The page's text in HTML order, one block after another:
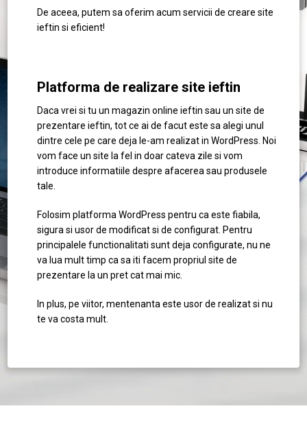
De aceea, putem sa oferim acum servicii de creare site
ieftin si eficient!
Platforma de realizare site ieftin
Daca vrei si tu un magazin online ieftin sau un site de
prezentare ieftin, tot ce ai de facut este sa alegi unul
dintre cele pe care deja le-am realizat in WordPress. Noi
vom face un site la fel in doar cateva zile si vom
introduce informatiile despre afacerea sau produsele
tale.
Folosim platforma WordPress pentru ca este fiabila,
sigura si usor de modificat si de configurat. Pentru
principalele functionalitati sunt deja configurate, nu ne
va lua mult timp ca sa iti facem propriul site de
prezentare la un pret cat mai mic.
In plus, pe viitor, mentenanta este usor de realizat si nu
te va costa mult.